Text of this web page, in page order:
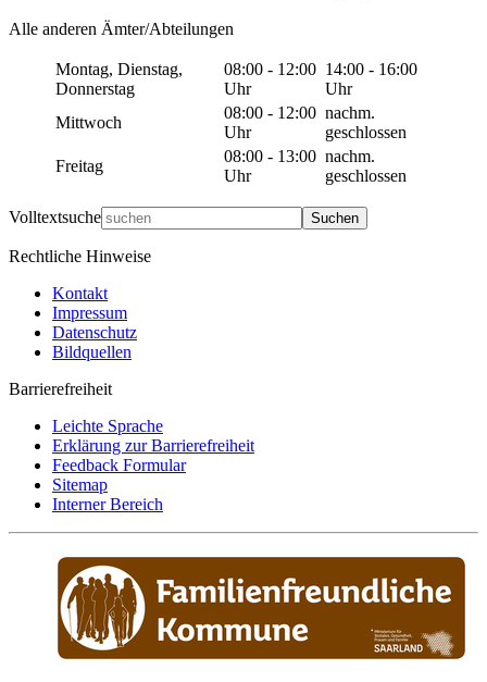
Alle anderen Ämter/Abteilungen
Montag, Dienstag,
Donnerstag
08:00 - 12:00
Uhr
14:00 - 16:00
Uhr
Mittwoch
08:00 - 12:00
Uhr
nachm.
geschlossen
Freitag
08:00 - 13:00
Uhr
nachm.
geschlossen
Volltextsuche Suchen
Rechtliche Hinweise
Kontakt
Impressum
Datenschutz
Bildquellen
Barrierefreiheit
Leichte Sprache
Erklärung zur Barrierefreiheit
Feedback Formular
Sitemap
Interner Bereich